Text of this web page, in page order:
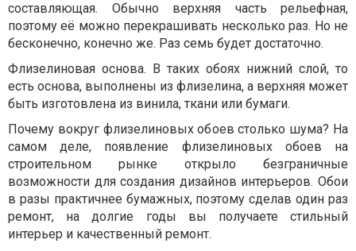
составляющая. Обычно верхняя часть рельефная,
поэтому её можно перекрашивать несколько раз. Но не
бесконечно, конечно же. Раз семь будет достаточно.
Флизелиновая основа. В таких обоях нижний слой, то
есть основа, выполнены из флизелина, а верхняя может
быть изготовлена из винила, ткани или бумаги.
Почему вокруг флизелиновых обоев столько шума? На
самом деле, появление флизелиновых обоев на
строительном рынке открыло безграничные
возможности для создания дизайнов интерьеров. Обои
в разы практичнее бумажных, поэтому сделав один раз
ремонт, на долгие годы вы получаете стильный
интерьер и качественный ремонт.